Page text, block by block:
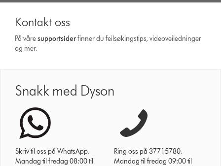
Kontakt oss
På våresupportsiderfinner du feilsøkingstips, videoveiledninger
og mer.
Snakk med Dyson
Skriv til oss på WhatsApp.
Mandag til fredag 08:00 til
Ring oss på 37715780.
Mandag til fredag 09:00 til